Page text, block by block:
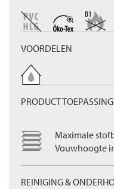
VOORDELEN
PRODUCT TOEPASSING
Maximale
Vouwhoogte
REINIGING &